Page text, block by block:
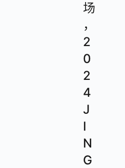
场
，
2
0
2
4
J
I
N
G